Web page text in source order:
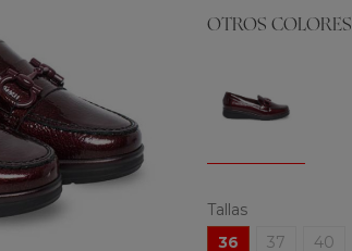
OTROS COLORES
Tallas
36
37 40